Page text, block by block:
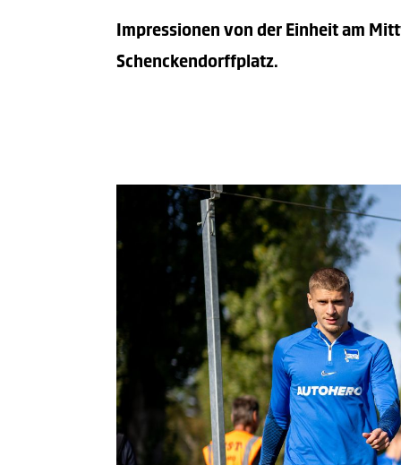
Impressionen von der Einheit am
Schenckendorffplatz.